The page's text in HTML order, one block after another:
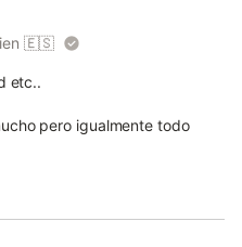
🇪🇸
etc..
pero igualmente todo